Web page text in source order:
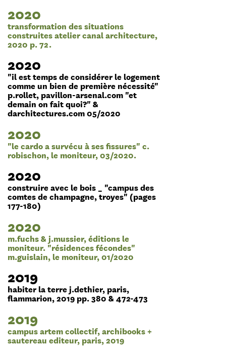
2020
transformation des situations
construites atelier canal architecture,
2020 p. 72.
2020
"il est temps de considérer le logement
comme un bien de première nécessité"
p.rollet, pavillon-arsenal.com "et
demain on fait quoi?" &
darchitectures.com 05/2020
2020
"le cardo a survécu à ses fissures" c.
robischon, le moniteur, 03/2020.
2020
construire avec le bois _ "campus des
comtes de champagne, troyes" (pages
177-180)
2020
m.fuchs & j.mussier, éditions le
moniteur. "résidences fécondes"
m.guislain, le moniteur, 01/2020
2019
habiter la terre j.dethier, paris,
flammarion, 2019 pp. 380 & 472-473
2019
campus artem collectif, archibooks +
sautereau editeur, paris, 2019